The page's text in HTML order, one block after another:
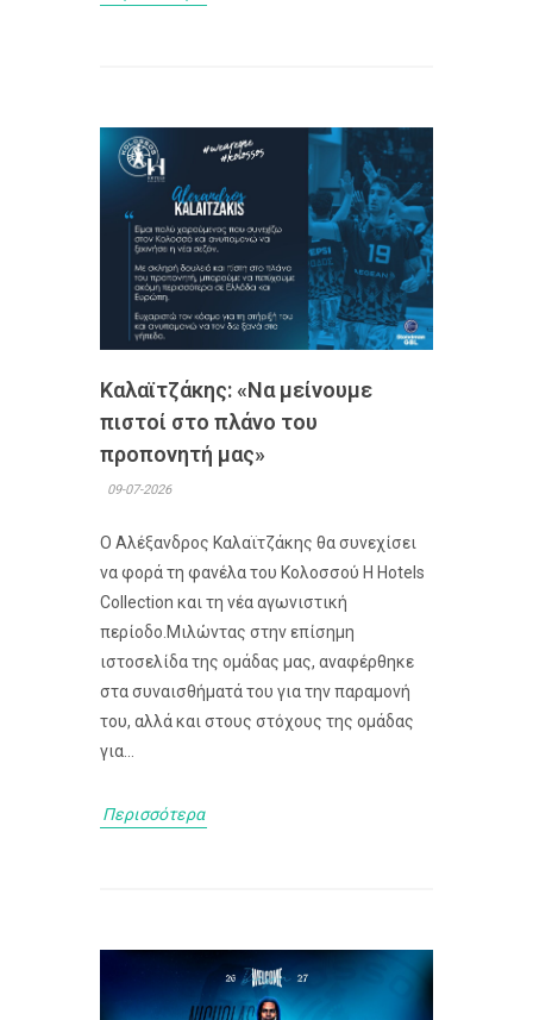
Καλαϊτζάκης: «Να μείνουμε
πιστοί στο πλάνο του
προπονητή μας»
09-07-2026
Ο Αλέξανδρος Καλαϊτζάκης θα συνεχίσει
να φορά τη φανέλα του Κολοσσού H Hotels
Collection και τη νέα αγωνιστική
περίοδο.Μιλώντας στην επίσημη
ιστοσελίδα της ομάδας μας, αναφέρθηκε
στα συναισθήματά του για την παραμονή
του, αλλά και στους στόχους της ομάδας
για...
Περισσότερα